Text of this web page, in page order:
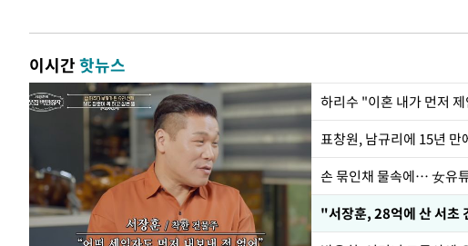
이시간핫뉴스
하리수 "이혼 내가 먼저
손 묶인채 물속에… 女유
"서장훈, 28억에 산 서초